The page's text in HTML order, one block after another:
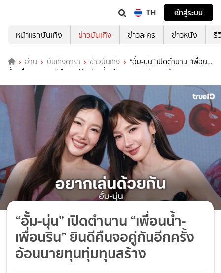
TH
เข้าสู่ระบบ
หน้าแรกบันเทิง
ข่าวบันเทิง ข่าวละคร ข่าวหนัง รี
อ่าน บันเทิงดารา ข่าวบันเทิง
“อั้ม-นุ่น” เปิดตำนาน “เพื่อน
น้ำ-เพื่อนริน” ยินดีคืนจอคู่กันอีกครั้ง อ้อนนายทุนทุ่มทุนสร้าง
“อั้ม-นุ่น” เปิดตำนาน “เพื่อนน้ำ-
เพื่อนริน” ยินดีคืนจอคู่กันอีกครั้ง
อ้อนนายทุนทุ่มทุนสร้าง